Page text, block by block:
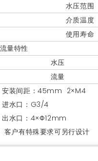
水压范围
介质温度
使用寿命
量特性
水压
流量
装间距：45mm 2×M4
水口：G3/4
水口： 4×Φ12mm
户有特殊要求可另行设计